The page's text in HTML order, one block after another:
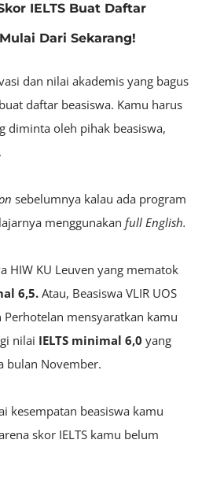
IELTS Buat Daftar
Dari Sekarang!
dan nilai akademis yang bagus
daftar beasiswa. Kamu harus
diminta oleh pihak beasiswa,
sebelumnya kalau ada program
menggunakan full English.
HIW KU Leuven yang mematok
6,5.Atau, Beasiswa VLIR UOS
mensyaratkan kamu
nilai IELTS minimal 6,0 yang
bulan November.
kesempatan beasiswa kamu
skor IELTS kamu belum